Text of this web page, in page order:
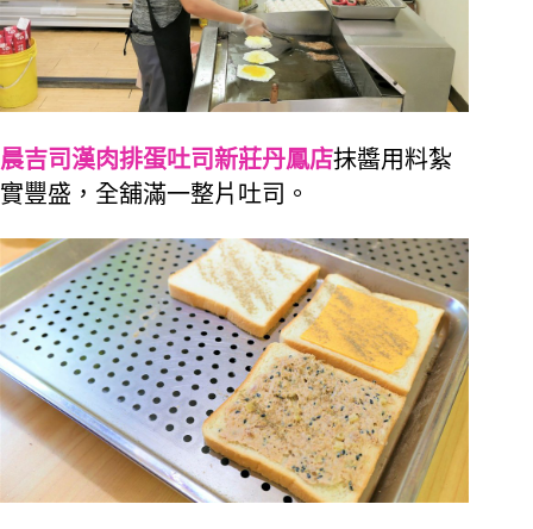
晨吉司漢肉排蛋吐司新莊丹鳳店抹醬用料紮
實豐盛，全舖滿一整片吐司。